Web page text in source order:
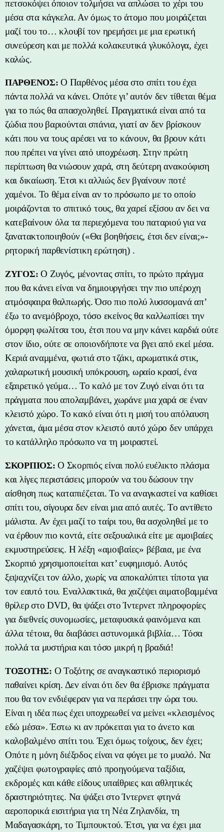
πετσοκόψει όποιον τολμήσει να απλώσει το χέρι του
μέσα στα κάγκελα. Αν όμως το άτομο που μοιράζεται
μαζί του το… κλουβί τον ηρεμήσει με μια ερωτική
συνεύρεση και με πολλά κολακευτικά γλυκόλογα, έχει
καλώς.
ΠΑΡΘΕΝΟΣ: Ο Παρθένος μέσα στο σπίτι του έχει
πάντα πολλά να κάνει. Οπότε γι’ αυτόν δεν τίθεται θέμα
για το πώς θα απασχοληθεί. Πραγματικά είναι από τα
ζώδια που βαριούνται σπάνια, γιατί αν δεν βρίσκουν
κάτι που να τους αρέσει να το κάνουν, θα βρουν κάτι
που πρέπει να γίνει από υποχρέωση. Στην πρώτη
περίπτωση θα νιώσουν χαρά, στη δεύτερη ανακούφιση
και δικαίωση. Έτσι κι αλλιώς δεν βγαίνουν ποτέ
χαμένοι. Το θέμα είναι αν το πρόσωπο με το οποίο
μοιράζονται το σπιτικό τους, θα χαρεί εξίσου αν δει να
κατεβαίνουν όλα τα περιεχόμενα του παταριού για να
ξανατακτοποιηθούν («Θα βοηθήσεις, έτσι δεν είναι;»-
ρητορική παρθενίστικη ερώτηση) .
ΖΥΓΟΣ: Ο Ζυγός, μένοντας σπίτι, το πρώτο πράγμα
που θα κάνει είναι να δημιουργήσει την πιο υπέροχη
ατμόσφαιρα θαλπωρής. Όσο πιο πολύ λυσσομανά απ’
έξω το ανεμόβροχο, τόσο εκείνος θα καλλωπίσει την
όμορφη φωλίτσα του, έτσι που να μην κάνει καρδιά ούτε
στον ίδιο, ούτε σε οποιονδήποτε να βγει από εκεί μέσα.
Κεριά αναμμένα, φωτιά στο τζάκι, αρωματικά στικ,
χαλαρωτική μουσική υπόκρουση, ωραίο κρασί, ένα
εξαιρετικό γεύμα… Το καλό με τον Ζυγό είναι ότι τα
πράγματα που απολαμβάνει, χωράνε μια χαρά σε έναν
κλειστό χώρο. Το κακό είναι ότι η μισή του απόλαυση
χάνεται, άμα μέσα στον κλειστό αυτό χώρο δεν υπάρχει
το κατάλληλο πρόσωπο να τη μοιραστεί.
ΣΚΟΡΠΙΟΣ: Ο Σκορπιός είναι πολύ ευέλικτο πλάσμα
και λίγες περιστάσεις μπορούν να του δώσουν την
αίσθηση πως καταπιέζεται. Το να αναγκαστεί να καθίσει
σπίτι του, σίγουρα δεν είναι μια από αυτές. Το αντίθετο
μάλιστα. Αν έχει μαζί το ταίρι του, θα ασχοληθεί με το
να έρθουν πιο κοντά, είτε σεξουαλικά είτε με αμοιβαίες
εκμυστηρεύσεις. Η λέξη «αμοιβαίες» βέβαια, με ένα
Σκορπιό χρησιμοποιείται κατ’ ευφημισμό. Αυτός
ξεψαχνίζει τον άλλο, χωρίς να αποκαλύπτει τίποτα για
τον εαυτό του. Εναλλακτικά, θα χαζέψει αιματοβαμμένα
θρίλερ στο DVD, θα ψάξει στο Ίντερνετ πληροφορίες
για διεθνείς συνομωσίες, μεταφυσικά φαινόμενα και
άλλα τέτοια, θα διαβάσει αστυνομικά βιβλία… Τόσα
πολλά τα μυστήρια και τόσο μικρή η βραδιά!
ΤΟΞΟΤΗΣ: Ο Τοξότης σε αναγκαστικό περιορισμό
παθαίνει κρίση. Δεν είναι ότι δεν θα έβρισκε πράγματα
που θα τον ενδιέφεραν για να περάσει την ώρα του.
Είναι η ιδέα πως έχει υποχρεωθεί να μείνει «κλεισμένος
εδώ μέσα». Έστω κι αν πρόκειται για το άνετο και
καλοβαλμένο σπίτι του. Έχει όμως τοίχους, δεν έχει;
Οπότε η μόνη διέξοδος είναι να φύγει με το μυαλό. Να
χαζέψει φωτογραφίες από προηγούμενα ταξίδια,
εκδρομές και κάθε είδους υπαίθριες και αθλητικές
δραστηριότητες. Να ψάξει στο Ίντερνετ φτηνά
αεροπορικά εισιτήρια για τη Νέα Ζηλανδία, τη
Μαδαγασκάρη, το Τιμπουκτού. Έτσι, για να έχει μια